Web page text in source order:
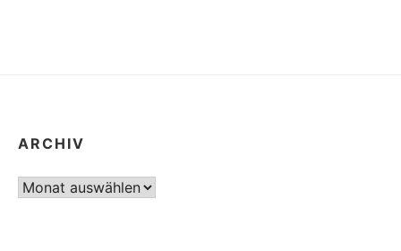
ARCHIV
Archiv